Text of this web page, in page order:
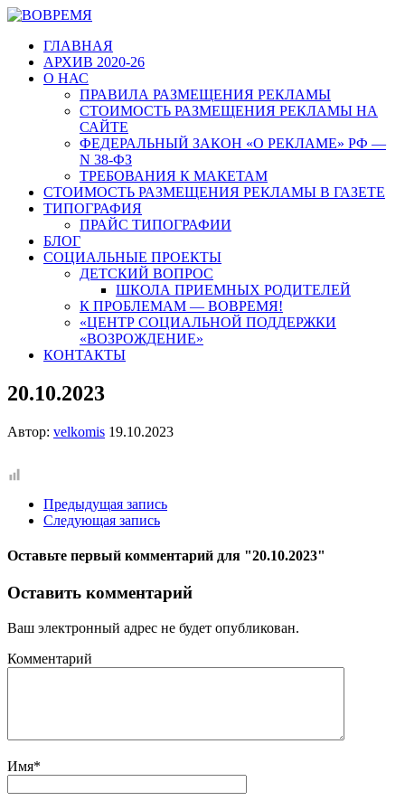
ГЛАВНАЯ
АРХИВ 2020-26
О НАС
ПРАВИЛА РАЗМЕЩЕНИЯ РЕКЛАМЫ
СТОИМОСТЬ РАЗМЕЩЕНИЯ РЕКЛАМЫ НА
САЙТЕ
ФЕДЕРАЛЬНЫЙ ЗАКОН «О РЕКЛАМЕ» РФ —
N 38-ФЗ
ТРЕБОВАНИЯ К МАКЕТАМ
СТОИМОСТЬ РАЗМЕЩЕНИЯ РЕКЛАМЫ В ГАЗЕТЕ
ТИПОГРАФИЯ
ПРАЙС ТИПОГРАФИИ
БЛОГ
СОЦИАЛЬНЫЕ ПРОЕКТЫ
ДЕТСКИЙ ВОПРОС
ШКОЛА ПРИЕМНЫХ РОДИТЕЛЕЙ
К ПРОБЛЕМАМ — ВОВРЕМЯ!
«ЦЕНТР СОЦИАЛЬНОЙ ПОДДЕРЖКИ
«ВОЗРОЖДЕНИЕ»
КОНТАКТЫ
20.10.2023
Автор: velkomis 19.10.2023
Предыдущая запись
Следующая запись
Оставьте первый комментарий для "20.10.2023"
Оставить комментарий
Ваш электронный адрес не будет опубликован.
Комментарий
Имя*